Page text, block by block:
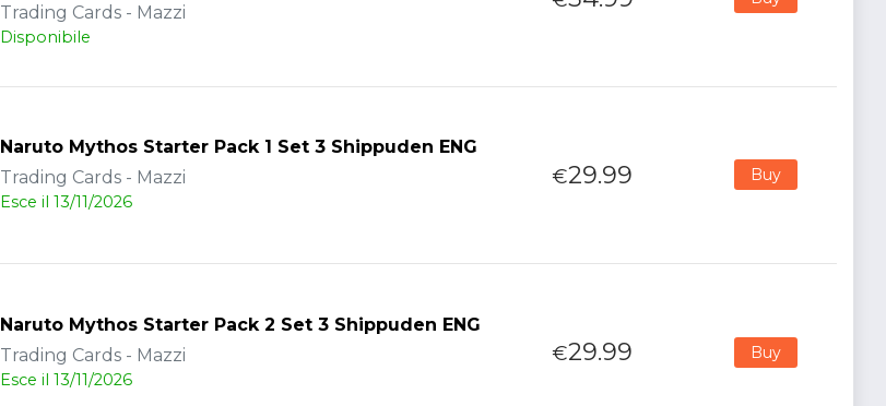
Trading Cards - Mazzi
Disponibile
Naruto Mythos Starter Pack 1 Set 3 Shippuden ENG
Trading Cards - Mazzi
Esce il 13/11/2026
€29.99 Buy
Naruto Mythos Starter Pack 2 Set 3 Shippuden ENG
Trading Cards - Mazzi
Esce il 13/11/2026
€29.99 Buy